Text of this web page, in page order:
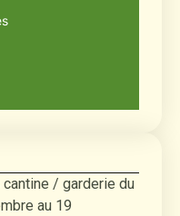
cantine / garderie du
au 19